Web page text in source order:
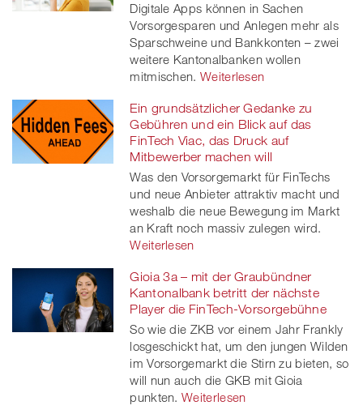
Digitale Apps können in Sachen
Vorsorgesparen und Anlegen mehr als
Sparschweine und Bankkonten – zwei
weitere Kantonalbanken wollen
mitmischen. Weiterlesen
Ein grundsätzlicher Gedanke zu
Gebühren und ein Blick auf das
FinTech Viac, das Druck auf
Mitbewerber machen will
Was den Vorsorgemarkt für FinTechs
und neue Anbieter attraktiv macht und
weshalb die neue Bewegung im Markt
an Kraft noch massiv zulegen wird.
Weiterlesen
Gioia 3a – mit der Graubündner
Kantonalbank betritt der nächste
Player die FinTech-Vorsorgebühne
So wie die ZKB vor einem Jahr Frankly
losgeschickt hat, um den jungen Wilden
im Vorsorgemarkt die Stirn zu bieten, so
will nun auch die GKB mit Gioia
punkten. Weiterlesen